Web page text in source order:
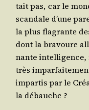
tait pas, car le
scan­dale d’une
la plus fla­grante
dont la bra­voure
nante intel­li­gence,
très
impar­tis par le
la débauche ?